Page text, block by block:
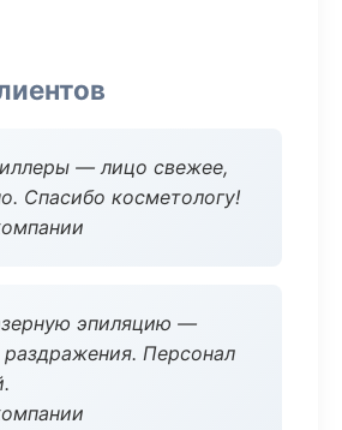
— лицо свежее,
Спасибо косметологу!
эпиляцию —
раздражения. Персонал